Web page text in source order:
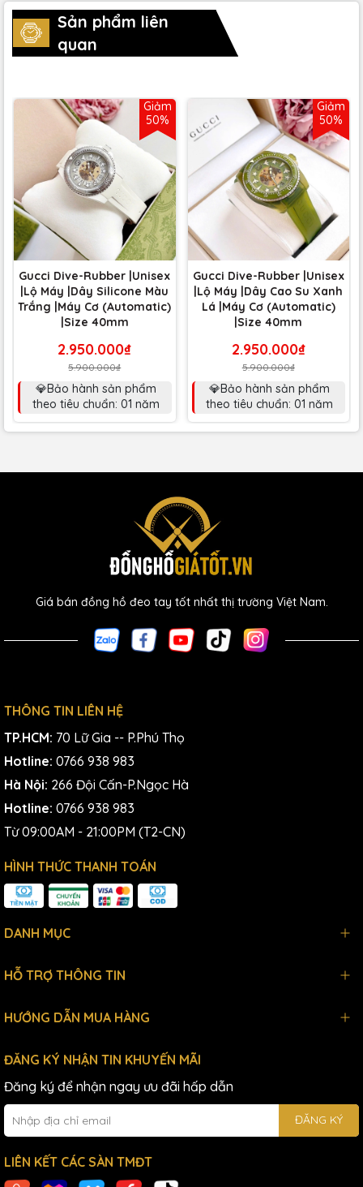
Sản phẩm liên
quan
Giảm
50%
Gucci Dive-Rubber |Unisex
|Lộ Máy |Dây Silicone Màu
Trắng |Máy Cơ (Automatic)
|Size 40mm
2.950.000₫
5.900.000₫
💎Bảo hành sản phẩm
theo tiêu chuẩn: 01 năm
Giảm
50%
Gucci Dive-Rubber |Unisex
|Lộ Máy |Dây Cao Su Xanh
Lá |Máy Cơ (Automatic)
|Size 40mm
2.950.000₫
5.900.000₫
💎Bảo hành sản phẩm
theo tiêu chuẩn: 01 năm
Giá bán đồng hồ đeo tay tốt nhất thị trường Việt Nam.
THÔNG TIN LIÊN HỆ
TP.HCM: 70 Lữ Gia -- P.Phú Thọ
Hotline: 0766 938 983
Hà Nội: 266 Đội Cấn-P.Ngọc Hà
Hotline: 0766 938 983
Từ 09:00AM - 21:00PM (T2-CN)
HÌNH THỨC THANH TOÁN
DANH MỤC
HỖ TRỢ THÔNG TIN
HƯỚNG DẪN MUA HÀNG
ĐĂNG KÝ NHẬN TIN KHUYẾN MÃI
Đăng ký để nhận ngay ưu đãi hấp dẫn
ĐĂNG KÝ
LIÊN KẾT CÁC SÀN TMĐT